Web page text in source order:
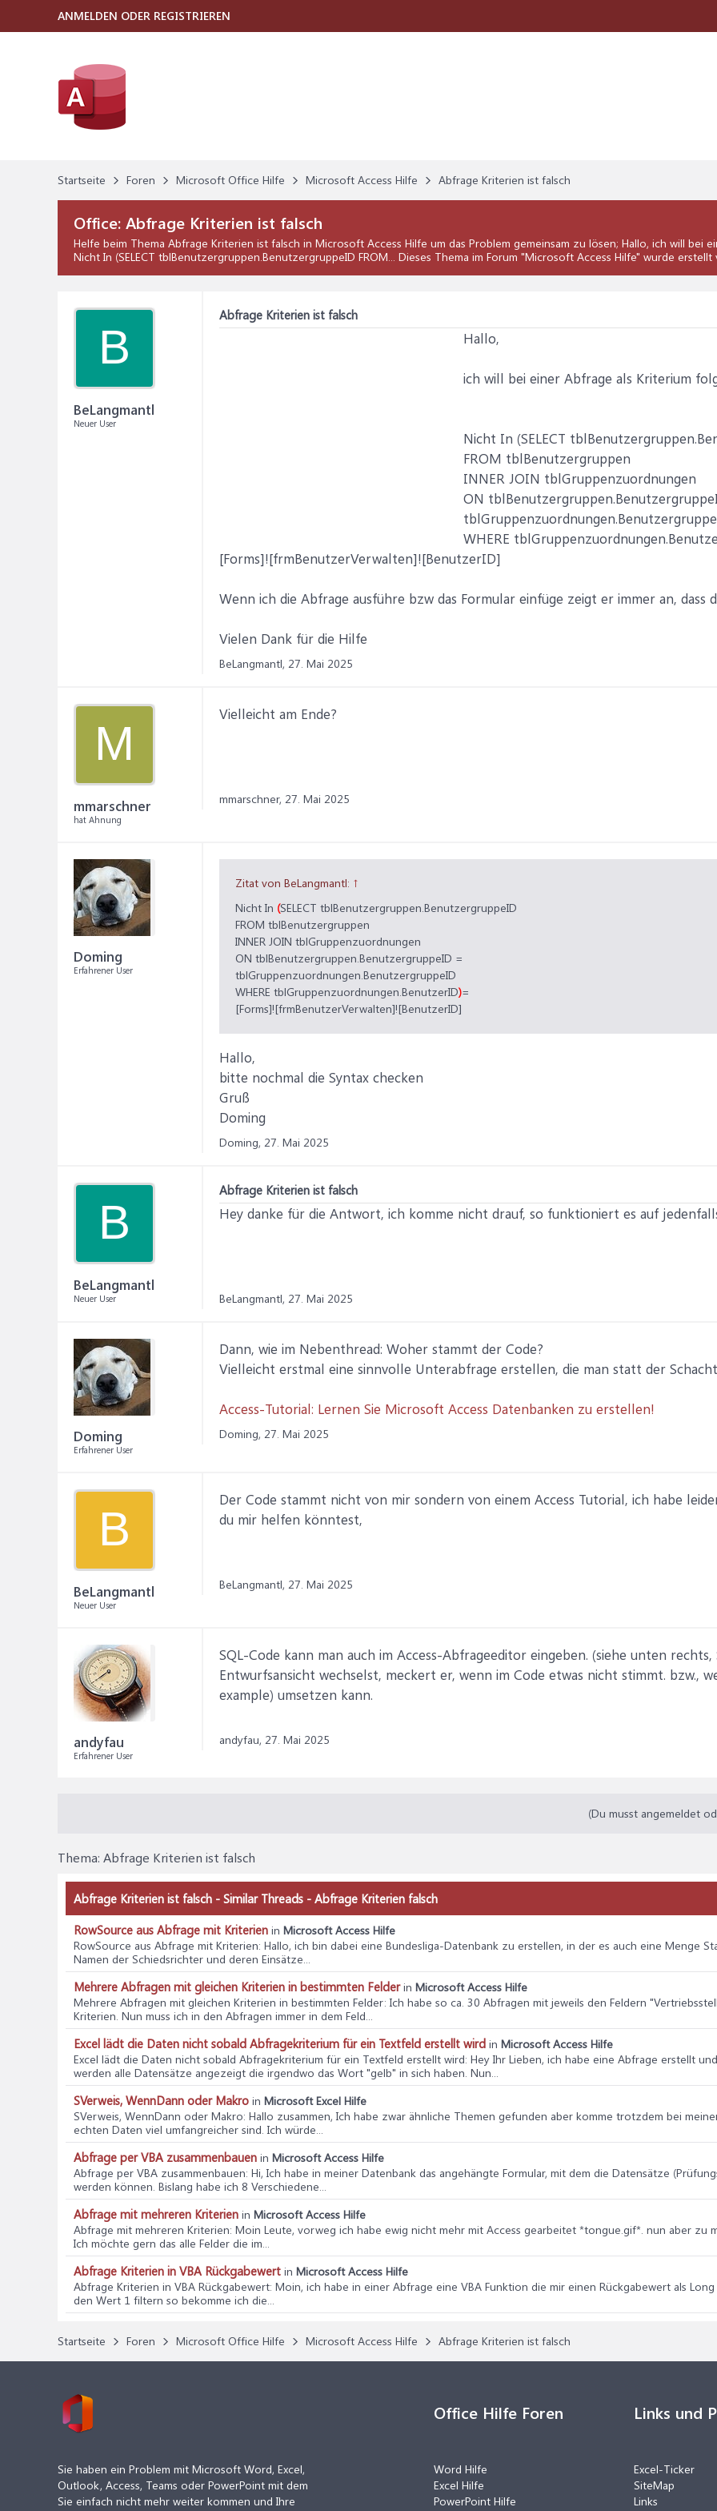
Startseite Foren Microsoft Office Hilfe Microsoft Access Hilfe Abfrage Kriterien ist falsch
Office: Abfrage Kriterien ist falsch
Helfe beim Thema Abfrage Kriterien ist falsch in Microsoft Access Hilfe um das Problem gemeinsam zu lösen; Hallo, ich will bei
Nicht In (SELECT tblBenutzergruppen.BenutzergruppeID FROM... Dieses Thema im Forum "Microsoft Access Hilfe" wurde erstellt
B
BeLangmantl
Neuer User
Abfrage Kriterien ist falsch
Hallo,
ich will bei einer Abfrage als Kriterium
Nicht In (SELECT
FROM tblBenutzergruppen
INNER JOIN tblGruppenzuordnungen
ON
WHERE
[Forms]![frmBenutzerVerwalten]![BenutzerID]
Wenn ich die Abfrage ausführe bzw das Formular einfüge zeigt er immer an, dass
Vielen Dank für die Hilfe
BeLangmantl, 27. Mai 2025
M
mmarschner
hat Ahnung
Vielleicht am Ende?
mmarschner, 27. Mai 2025
Doming
Erfahrener User
Zitat von BeLangmantl: ↑
Nicht In (SELECT tblBenutzergruppen.BenutzergruppeID
FROM tblBenutzergruppen
INNER JOIN tblGruppenzuordnungen
ON tblBenutzergruppen.BenutzergruppeID =
tblGruppenzuordnungen.BenutzergruppeID
WHERE tblGruppenzuordnungen.BenutzerID)=
[Forms]![frmBenutzerVerwalten]![BenutzerID]
Hallo,
bitte nochmal die Syntax checken
Gruß
Doming
Doming, 27. Mai 2025
B
BeLangmantl
Neuer User
Abfrage Kriterien ist falsch
Hey danke für die Antwort, ich komme nicht drauf, so funktioniert es auf
BeLangmantl, 27. Mai 2025
Doming
Erfahrener User
Dann, wie im Nebenthread: Woher stammt der Code?
Vielleicht erstmal eine sinnvolle Unterabfrage erstellen, die man statt der
Access-Tutorial: Lernen Sie Microsoft Access Datenbanken zu erstellen!
Doming, 27. Mai 2025
B
BeLangmantl
Neuer User
Der Code stammt nicht von mir sondern von einem Access Tutorial, ich habe
du mir helfen könntest,
BeLangmantl, 27. Mai 2025
andyfau
Erfahrener User
SQL-Code kann man auch im Access-Abfrageeditor eingeben. (siehe unten
Entwurfsansicht wechselst, meckert er, wenn im Code etwas nicht stimmt. bzw.,
example) umsetzen kann.
andyfau, 27. Mai 2025
(Du musst angemeldet
Thema: Abfrage Kriterien ist falsch
Abfrage Kriterien ist falsch - Similar Threads - Abfrage Kriterien falsch
RowSource aus Abfrage mit Kriterien in Microsoft Access Hilfe
RowSource aus Abfrage mit Kriterien: Hallo, ich bin dabei eine Bundesliga-Datenbank zu erstellen, in der es auch eine Menge
Namen der Schiedsrichter und deren Einsätze...
Mehrere Abfragen mit gleichen Kriterien in bestimmten Felderin Microsoft Access Hilfe
Mehrere Abfragen mit gleichen Kriterien in bestimmten Felder: Ich habe so ca. 30 Abfragen mit jeweils den Feldern
Kriterien. Nun muss ich in den Abfragen immer in dem Feld...
Excel lädt die Daten nicht sobald Abfragekriterium für ein Textfeld erstellt wird in Microsoft Access Hilfe
Excel lädt die Daten nicht sobald Abfragekriterium für ein Textfeld erstellt wird: Hey Ihr Lieben, ich habe eine Abfrage erstellt
werden alle Datensätze angezeigt die irgendwo das Wort "gelb" in sich haben. Nun...
SVerweis, WennDann oder Makro in Microsoft Excel Hilfe
SVerweis, WennDann oder Makro: Hallo zusammen, Ich habe zwar ähnliche Themen gefunden aber komme trotzdem bei
echten Daten viel umfangreicher sind. Ich würde...
Abfrage per VBA zusammenbauen in Microsoft Access Hilfe
Abfrage per VBA zusammenbauen: Hi, Ich habe in meiner Datenbank das angehängte Formular, mit dem die Datensätze
werden können. Bislang habe ich 8 Verschiedene...
Abfrage mit mehreren Kriterien in Microsoft Access Hilfe
Abfrage mit mehreren Kriterien: Moin Leute, vorweg ich habe ewig nicht mehr mit Access gearbeitet *tongue.gif*. nun aber zu
Ich möchte gern das alle Felder die im...
Abfrage Kriterien in VBA Rückgabewert in Microsoft Access Hilfe
Abfrage Kriterien in VBA Rückgabewert: Moin, ich habe in einer Abfrage eine VBA Funktion die mir einen Rückgabewert als
den Wert 1 filtern so bekomme ich die...
Startseite Foren Microsoft Office Hilfe Microsoft Access Hilfe Abfrage Kriterien ist falsch
ANMELDEN ODER REGISTRIEREN
Sie haben ein Problem mit Microsoft Word, Excel,
Outlook, Access, Teams oder PowerPoint mit dem
Sie einfach nicht mehr weiter kommen und Ihre
Office Hilfe Foren
Word Hilfe
Excel Hilfe
PowerPoint Hilfe
Links und
Excel-Ticker
SiteMap
Links